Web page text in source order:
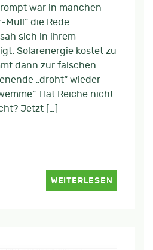
war in manchen
Müll“ die Rede.
sich in ihrem
Solarenergie kostet zu
dann zur falschen
„droht“ wieder
Hat Reiche nicht
Jetzt […]
WEITERLESEN